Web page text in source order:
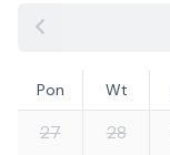
Pon Wt
27 28